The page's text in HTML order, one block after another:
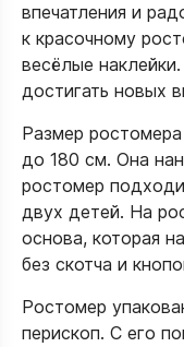
впечатления и
к красочному
весёлые
достигать новых
Размер
до 180 см. Она
ростомер
двух детей. На
основа, которая
без скотча и
Ростомер
перископ. С его